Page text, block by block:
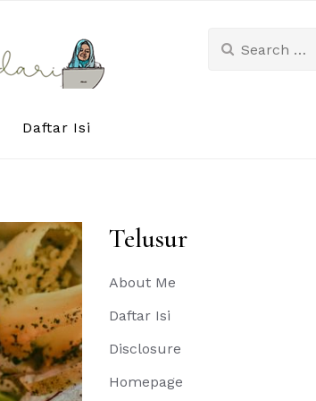
for:
Daftar Isi
Telusur
About Me
Daftar Isi
Disclosure
Homepage